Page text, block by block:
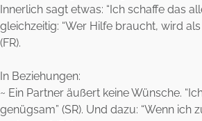
Innerlich sagt etwas: “Ich schaffe das
gleichzeitig: “Wer Hilfe braucht, wird
(FR).
In Beziehungen:
~ Ein Partner äußert keine Wünsche.
genügsam” (SR). Und dazu: “Wenn ich